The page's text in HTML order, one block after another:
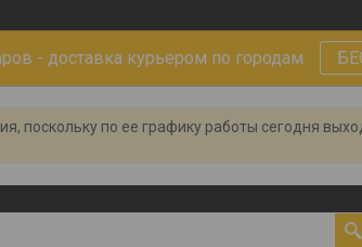
- доставка курьером по городам
поскольку по ее графику работы сегодня